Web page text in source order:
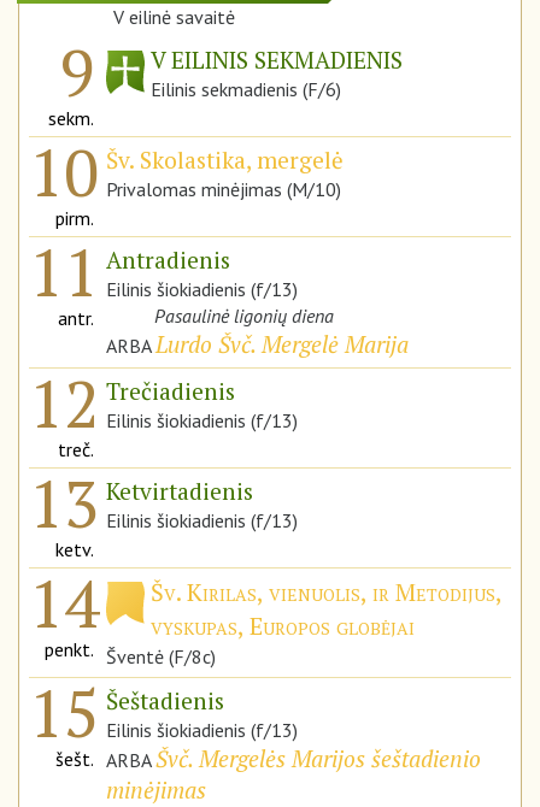
V eilinė savaitė
9
sekm.
V EILINIS SEKMADIENIS
Eilinis sekmadienis (F/6)
10
pirm.
Šv. Skolastika, mergelė
Privalomas minėjimas (M/10)
11
antr.
Antradienis
Eilinis šiokiadienis (f/13)
Pasaulinė ligonių diena
ARBALurdo Švč. Mergelė Marija
12
treč.
Trečiadienis
Eilinis šiokiadienis (f/13)
13
ketv.
Ketvirtadienis
Eilinis šiokiadienis (f/13)
14
penkt.
Šv. Kirilas, vienuolis, ir Metodijus,
vyskupas, Europos globėjai
Šventė (F/8c)
15
šešt.
Šeštadienis
Eilinis šiokiadienis (f/13)
ARBAŠvč. Mergelės Marijos šeštadienio
minėjimas